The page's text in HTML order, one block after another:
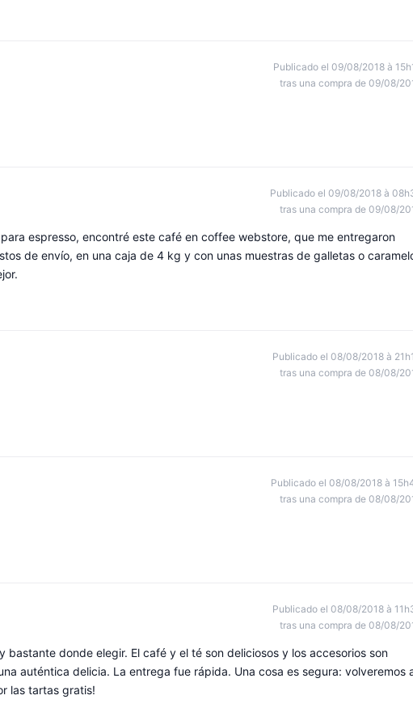
Publicado el 09/08/2018 à
tras una compra de 09/08/
Publicado el 09/08/2018 à
tras una compra de 09/08/
espresso, encontré este café en coffee webstore, que me entregaron
de envío, en una caja de 4 kg y con unas muestras de galletas o
Publicado el 08/08/2018 à
tras una compra de 08/08/
Publicado el 08/08/2018 à
tras una compra de 08/08/
Publicado el 08/08/2018 à
tras una compra de 08/08/
bastante donde elegir. El café y el té son deliciosos y los accesorios son
auténtica delicia. La entrega fue rápida. Una cosa es segura: volveremos
las tartas gratis!